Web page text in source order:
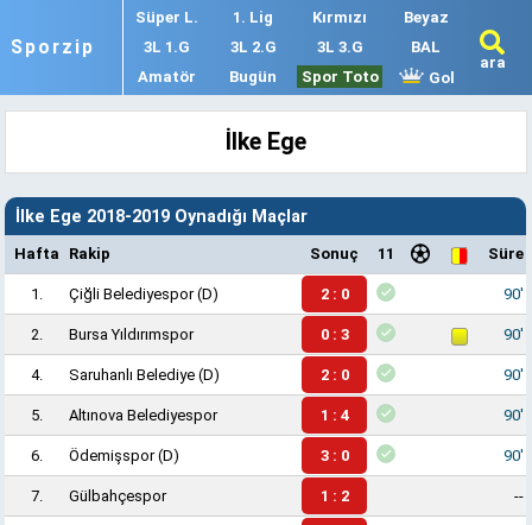
Sporzip
Süper L. 1. Lig Kırmızı
Beyaz
3L 1.G
3L 2.G 3L 3.G
BAL
Amatör
Bugün Spor Toto Gol
ara
İlke Ege
İlke Ege 2018-2019 Oynadığı Maçlar
Hafta Rakip Sonuç 11 Süre
1. Çiğli Belediyespor(D) 2 : 0 90'
2. Bursa Yıldırımspor 0 : 3 90'
4. Saruhanlı Belediye (D) 2 : 0 90'
5. Altınova Belediyespor 1 : 4 90'
6. Ödemişspor(D) 3 : 0 90'
7. Gülbahçespor 1 : 2 --